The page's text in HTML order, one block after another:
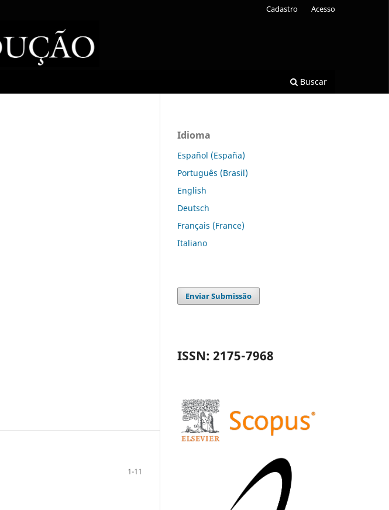
Buscar
Cadastro Acesso
1-11
Idioma
Español (España)
Português (Brasil)
English
Deutsch
Français (France)
Italiano
Enviar Submissão
ISSN: 2175-7968